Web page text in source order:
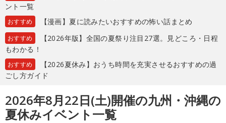
ント一覧
おすすめ 【漫画】夏に読みたいおすすめの怖い話まとめ
おすすめ
【2026年版】全国の夏祭り注目27選。見どころ・日程
もわかる！
おすすめ
【2026夏休み】おうち時間を充実させるおすすめの過
ごし方ガイド
2026年8月22日(土)開催の九州・沖縄の
夏休みイベント一覧